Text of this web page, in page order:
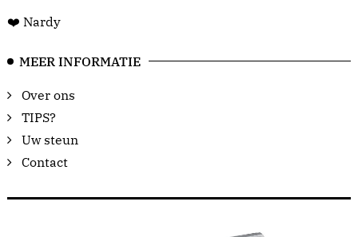
❤️ Nardy
MEER INFORMATIE
Over ons
TIPS?
Uw steun
Contact